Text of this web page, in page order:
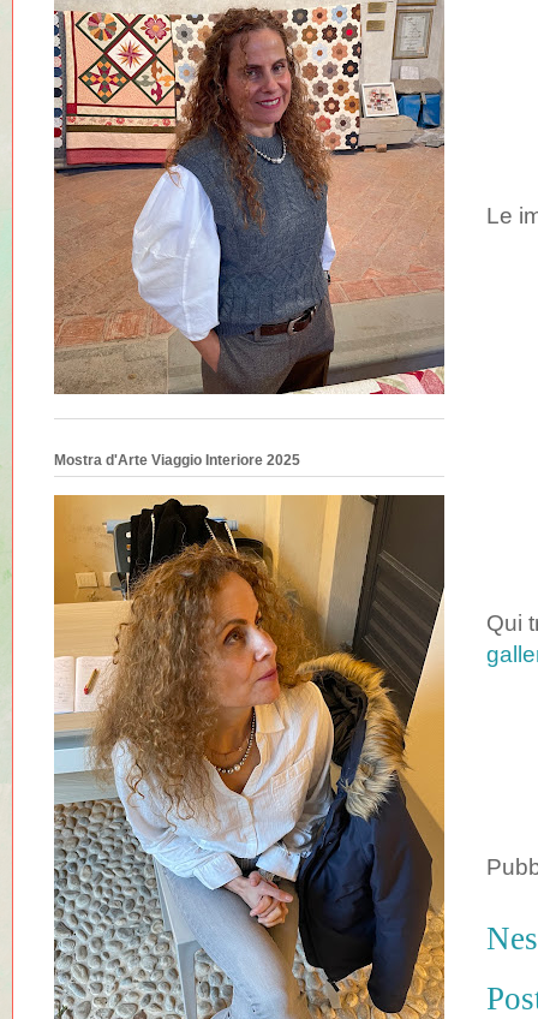
Le
Qui
Mostra d'Arte Viaggio Interiore 2025